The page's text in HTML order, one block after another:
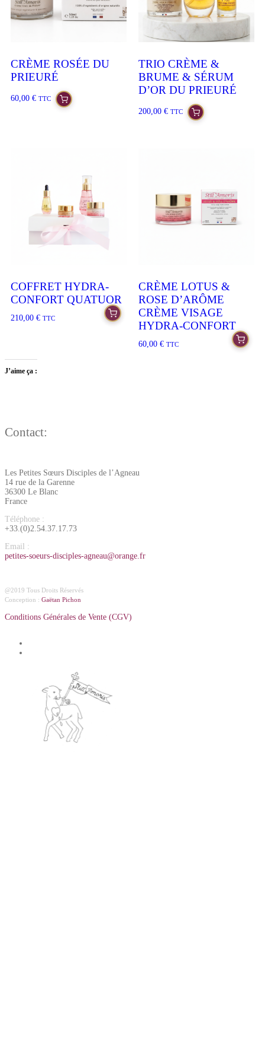
CRÈME ROSÉE DU
PRIEURÉ
60,00 € TTC
TRIO CRÈME &
BRUME & SÉRUM
D’OR DU PRIEURÉ
200,00 € TTC
COFFRET HYDRA-
CONFORT QUATUOR
210,00 € TTC
CRÈME LOTUS &
ROSE D’ARÔME
CRÈME VISAGE
HYDRA-CONFORT
60,00 € TTC
J’aime ça :
Contact:
Les Petites Sœurs Disciples de l’Agneau
14 rue de la Garenne
36300 Le Blanc
France
Téléphone :
+33.(0)2.54.37.17.73
Email :
petites-soeurs-disciples-agneau@orange.fr
@2019 Tous Droits Réservés
Conception : Gaëtan Pichon
Conditions Générales de Vente (CGV)